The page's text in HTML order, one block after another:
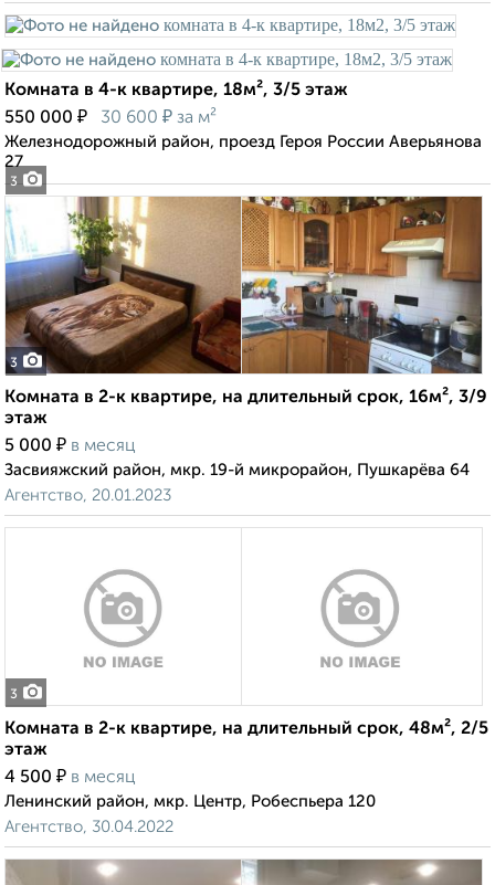
3
Комната в 4-к квартире, 18м², 3/5 этаж
550 000 ₽ 30 600 ₽ за м²
Железнодорожный район, проезд Героя России Аверьянова
27
3
Комната в 2-к квартире, на длительный срок, 16м², 3/9
этаж
5 000 ₽ в месяц
Засвияжский район, мкр. 19-й микрорайон, Пушкарёва 64
Агентство, 20.01.2023
3
Комната в 2-к квартире, на длительный срок, 48м², 2/5
этаж
4 500 ₽ в месяц
Ленинский район, мкр. Центр, Робеспьера 120
Агентство, 30.04.2022